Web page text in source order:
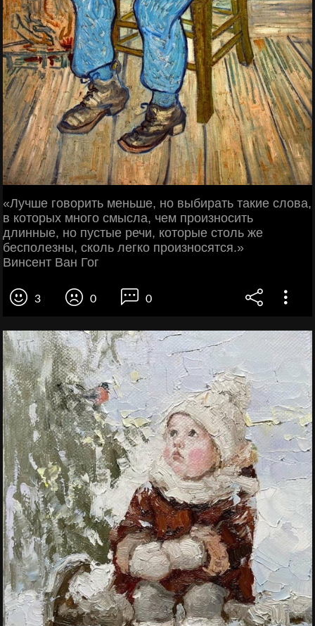
«Лучше говорить меньше, но выбирать такие слова,
в которых много смысла, чем произносить
длинные, но пустые речи, которые столь же
бесполезны, сколь легко произносятся.»
Винсент Ван Гог
3 0 0